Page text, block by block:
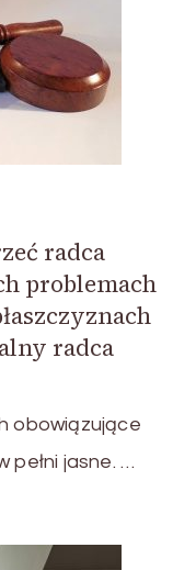
radca
problemach
radca
obowiązujące
pełni jasne. …